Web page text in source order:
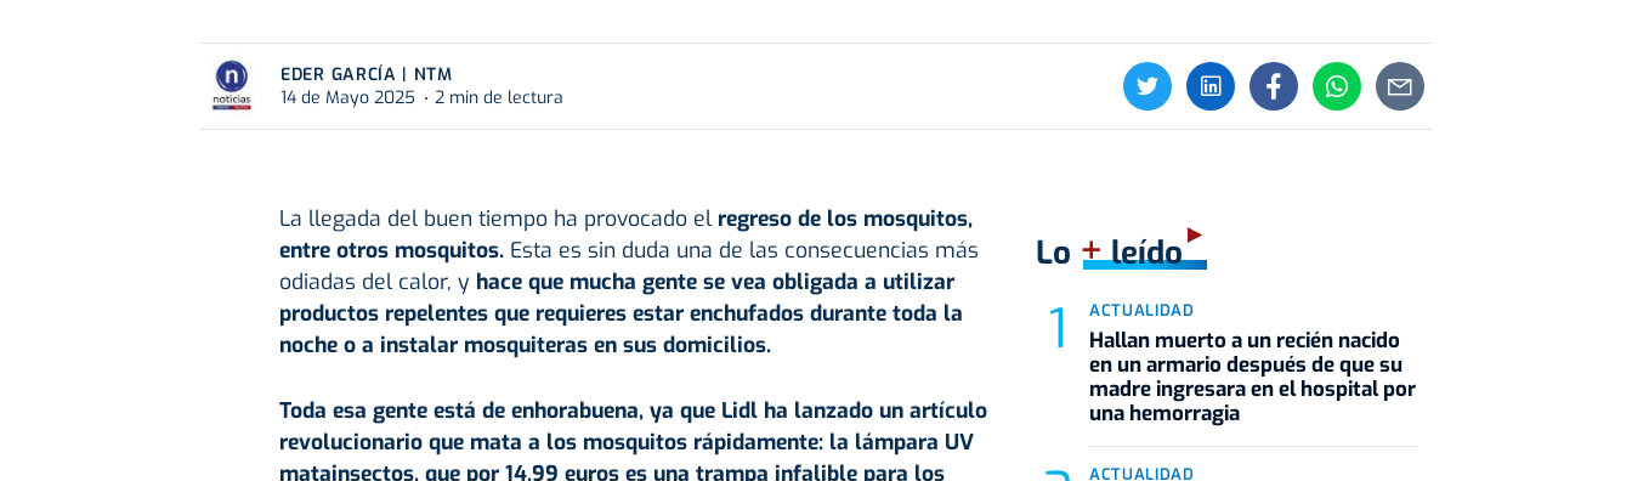
EDER GARCÍA | NTM
14 de Mayo 2025
2 min de lectura
La llegada del buen tiempo ha provocado el regreso de los mosquitos,
entre otros mosquitos. Esta es sin duda una de las consecuencias más
odiadas del calor, y hace que mucha gente se vea obligada a utilizar
productos repelentes que requieres estar enchufados durante toda la
noche o a instalar mosquiteras en sus domicilios.
Toda esa gente está de enhorabuena, ya que Lidl ha lanzado un artículo
revolucionario que mata a los mosquitos rápidamente: la lámpara UV
matainsectos, que por 14,99 euros es una trampa infalible para los
Lo +leído
ACTUALIDAD
Hallan muerto a un recién nacido
en un armario después de que su
madre ingresara en el hospital por
una hemorragia
ACTUALIDAD